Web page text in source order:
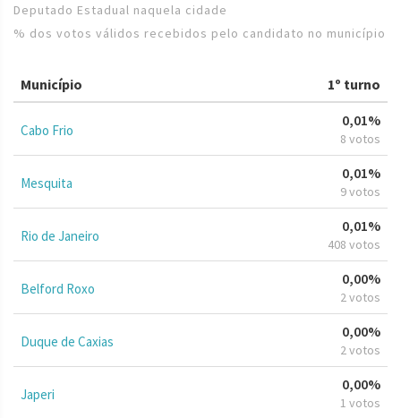
Deputado Estadual naquela cidade
% dos votos válidos recebidos pelo candidato no município
Município 1º turno
Cabo Frio
0,01%
8 votos
Mesquita
0,01%
9 votos
Rio de Janeiro
0,01%
408 votos
Belford Roxo
0,00%
2 votos
Duque de Caxias
0,00%
2 votos
Japeri
0,00%
1 votos